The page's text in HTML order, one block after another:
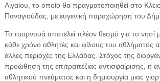
Αιγαίου, το οποίο θα πραγματοποιηθεί στο
Παναγιούδας, με ευγενική παραχώρηση του
Το τουρνουά αποτελεί πλέον θεσμό για το νησί
κάθε χρόνο αθλητές και φίλους του αθλήματος
άλλες περιοχές της Ελλάδας. Στόχος της
προώθηση της επιτραπέζιας αντισφαίρισης, η
αθλητικού πνεύματος και η δημιουργία μιας